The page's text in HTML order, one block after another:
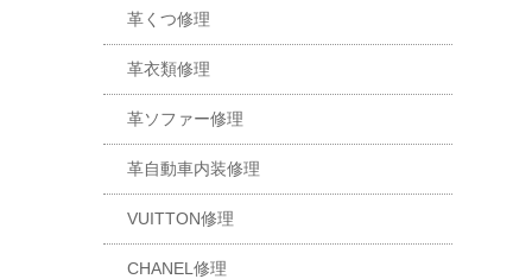
革くつ修理
革衣類修理
革ソファー修理
革自動車内装修理
VUITTON修理
CHANEL修理